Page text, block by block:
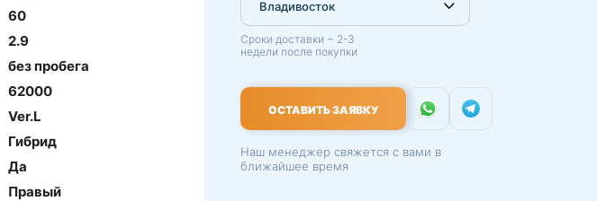
60
2.9
без пробега
62000
Ver.L
Гибрид
Да
Правый
Сроки доставки ~ 2-3
недели после покупки
ОСТАВИТЬ ЗАЯВКУ
Наш менеджер свяжется с вами в
ближайшее время